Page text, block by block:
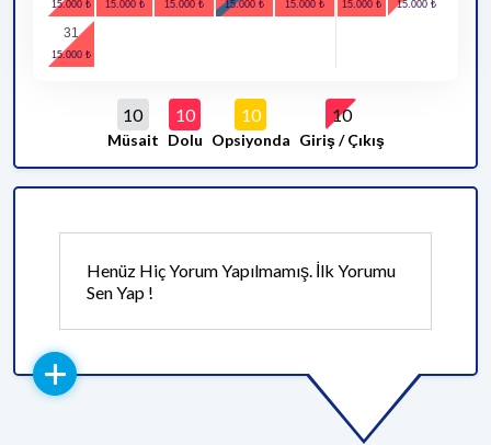
31
10
Müsait
10
Dolu
10
Opsiyonda
10
Giriş / Çıkış
Henüz Hiç Yorum Yapılmamış. İlk Yorumu
Sen Yap !